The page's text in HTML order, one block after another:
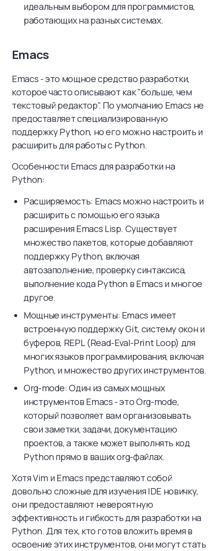
идеальным выбором для программистов,
работающих на разных системах.
Emacs
Emacs - это мощное средство разработки,
которое часто описывают как "больше, чем
текстовый редактор". По умолчанию Emacs не
предоставляет специализированную
поддержку Python, но его можно настроить и
расширить для работы с Python.
Особенности Emacs для разработки на
Python:
Расширяемость: Emacs можно настроить и
расширить с помощью его языка
расширения Emacs Lisp. Существует
множество пакетов, которые добавляют
поддержку Python, включая
автозаполнение, проверку синтаксиса,
выполнение кода Python в Emacs и многое
другое.
Мощные инструменты: Emacs имеет
встроенную поддержку Git, систему окон и
буферов, REPL (Read-Eval-Print Loop) для
многих языков программирования, включая
Python, и множество других инструментов.
Org-mode: Один из самых мощных
инструментов Emacs - это Org-mode,
который позволяет вам организовывать
свои заметки, задачи, документацию
проектов, а также может выполнять код
Python прямо в ваших org-файлах.
Хотя Vim и Emacs представляют собой
довольно сложные для изучения IDE новичку,
они предоставляют невероятную
эффективность и гибкость для разработки на
Python. Для тех, кто готов вложить время в
освоение этих инструментов, они могут стать